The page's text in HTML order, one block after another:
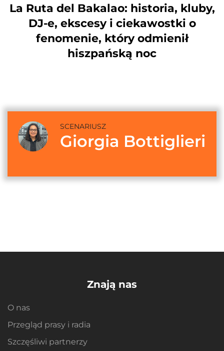
La Ruta del Bakalao: historia, kluby,
DJ-e, ekscesy i ciekawostki o
fenomenie, który odmienił
hiszpańską noc
SCENARIUSZ
Giorgia Bottiglieri
Znają nas
O nas
Przegląd prasy i radia
Szczęśliwi partnerzy